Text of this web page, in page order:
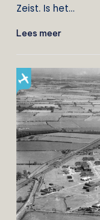
Zeist. Is het…
Lees meer